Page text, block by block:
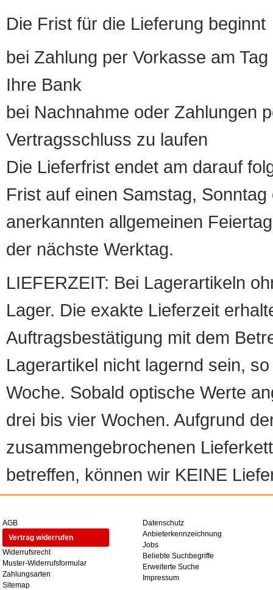
Die Frist für die Lieferung beginnt
bei Zahlung per Vorkasse am
Ihre Bank
bei Nachnahme oder Zahlungen
Vertragsschluss zu laufen
Die Lieferfrist endet am darauf
Frist auf einen Samstag,
anerkannten allgemeinen
der nächste Werktag.
LIEFERZEIT: Bei Lagerartikeln
Lager. Die exakte Lieferzeit
Auftragsbestätigung mit dem
Lagerartikel nicht lagernd sein,
Woche. Sobald optische Werte
drei bis vier Wochen. Aufgrund
zusammengebrochenen
betreffen, können wir KEINE
AGB
Vertrag widerrufen
Widerrufsrecht
Muster-Widerrufsformular
Zahlungsarten
Sitemap
Datenschutz
Anbieterkennzeichnung
Jobs
Beliebte Suchbegriffe
Erweiterte Suche
Impressum